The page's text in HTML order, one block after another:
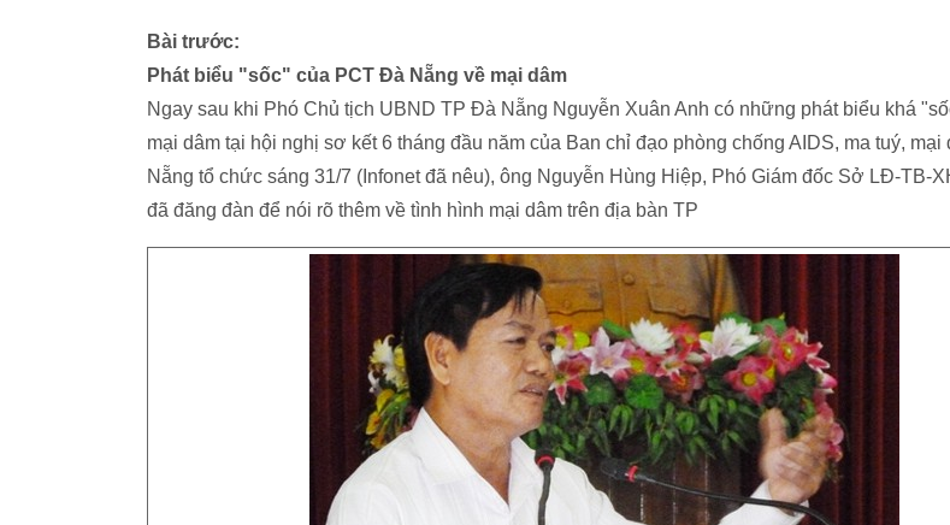
Bài trước:
Phát biểu "sốc" của PCT Đà Nẵng về mại dâm
Ngay sau khi Phó Chủ tịch UBND TP Đà Nẵng Nguyễn Xuân Anh có những phát biểu khá
mại dâm tại hội nghị sơ kết 6 tháng đầu năm của Ban chỉ đạo phòng chống AIDS, ma tuý, mại
Nẵng tổ chức sáng 31/7 (Infonet đã nêu), ông Nguyễn Hùng Hiệp, Phó Giám đốc Sở LĐ-TB-
đã đăng đàn để nói rõ thêm về tình hình mại dâm trên địa bàn TP